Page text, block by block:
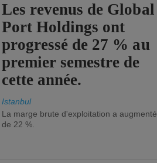
Les revenus de Global
Port Holdings ont
progressé de 27 % au
premier semestre de
cette année.
Istanbul
La marge brute d'exploitation a augmenté
de 22 %.